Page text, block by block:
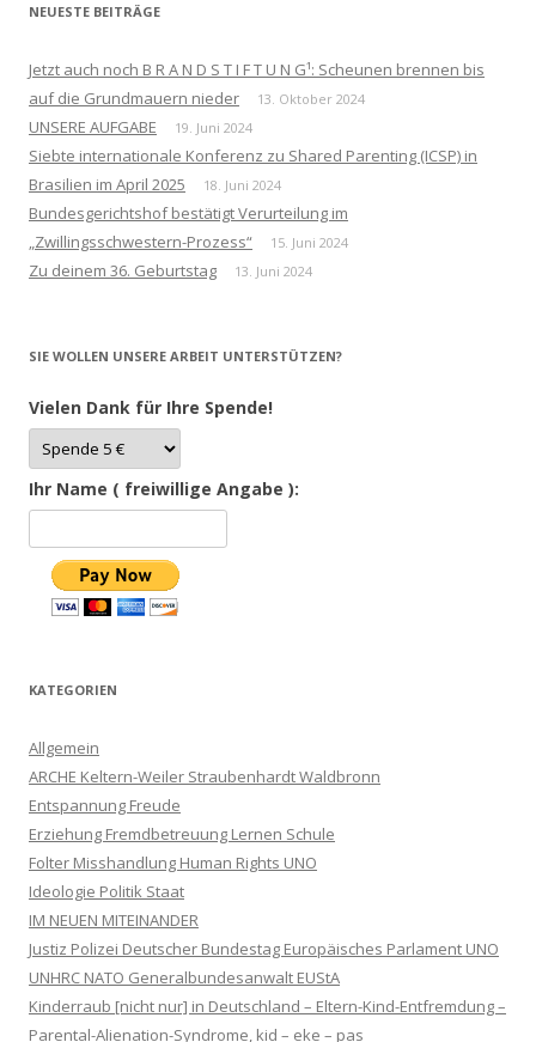
NEUESTE BEITRÄGE
Jetzt auch noch B R A N D S T I F T U N G¹: Scheunen brennen bis
auf die Grundmauern nieder
13. Oktober 2024
UNSERE AUFGABE 19. Juni 2024
Siebte internationale Konferenz zu Shared Parenting (ICSP) in
Brasilien im April 2025
18. Juni 2024
Bundesgerichtshof bestätigt Verurteilung im
„Zwillingsschwestern-Prozess“
15. Juni 2024
Zu deinem 36. Geburtstag 13. Juni 2024
SIE WOLLEN UNSERE ARBEIT UNTERSTÜTZEN?
Vielen Dank für Ihre Spende!
Ihr Name ( freiwillige Angabe ):
KATEGORIEN
Allgemein
ARCHE Keltern-Weiler Straubenhardt Waldbronn
Entspannung Freude
Erziehung Fremdbetreuung Lernen Schule
Folter Misshandlung Human Rights UNO
Ideologie Politik Staat
IM NEUEN MITEINANDER
Justiz Polizei Deutscher Bundestag Europäisches Parlament UNO
UNHRC NATO Generalbundesanwalt EUStA
Kinderraub [nicht nur] in Deutschland – Eltern-Kind-Entfremdung –
Parental-Alienation-Syndrome, kid – eke – pas